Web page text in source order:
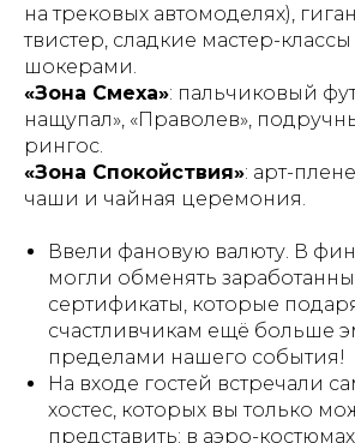
на трековых автомоделях),
твистер, сладкие мастер-
шокерами.
«Зона Смеха»: пальчиковый
нащупал», «Праволев»,
рингос.
«Зона Спокойствия»: арт-
чаши и чайная церемония.
Ввели фановую валюту. В
могли обменять
сертификаты, которые
счастливчикам ещё больше
пределами нашего события!
На входе гостей встречали
хостес, которых вы только
представить: в аэро-костюмах